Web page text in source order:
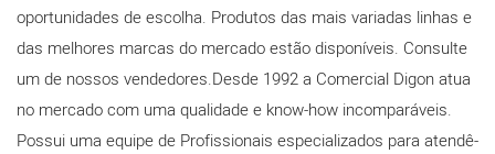
oportunidades de escolha. Produtos das mais variadas linhas e
das melhores marcas do mercado estão disponíveis. Consulte
um de nossos vendedores.Desde 1992 a Comercial Digon atua
no mercado com uma qualidade e know-how incomparáveis.
Possui uma equipe de Profissionais especializados para atendê-